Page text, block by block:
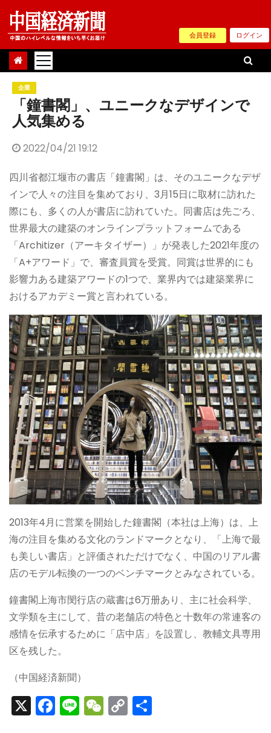
Skip
content
会員登録 ログイン
企業
「鐘書閣」、ユニークなデザインで
人気集める
2022/04/21 19:12
四川省都江堰市の書店「鐘書閣」は、そのユニークなデザ
インで人々の注目を集めており、3月15日に取材に訪れた
際にも、多くの人が書店に訪れていた。同書店は先ごろ、
世界最大の建築のオンラインプラットフォームである
「Architizer（アーキタイザー）」が発表した2021年度の
「A+アワード」で、審査員賞を受賞。同賞は世界的にも
影響力ある建築アワードの1つで、業界内では建築業界に
おけるアカデミー賞と言われている。
2013年4月に営業を開始した鐘書閣（本社は上海）は、上
海の注目を集める文化のランドマークとなり、「上海で最
も美しい書店」と評価されただけでなく、中国のリアル書
店のモデル転換の一つのベンチマークとみなされている。
鐘書閣上海市閔行店の蔵書は6万册あり、主に社会科学、
文学類を主にして、昔の老舗店の特色と十数年の常連客の
感情を伝承するために「店中店」を設置し、教輔文具専用
区を残した。
（中国経済新聞）
X F
a
Li
n
W
e
C
o